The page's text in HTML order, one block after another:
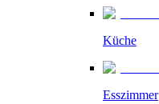
Küche
Esszimmer